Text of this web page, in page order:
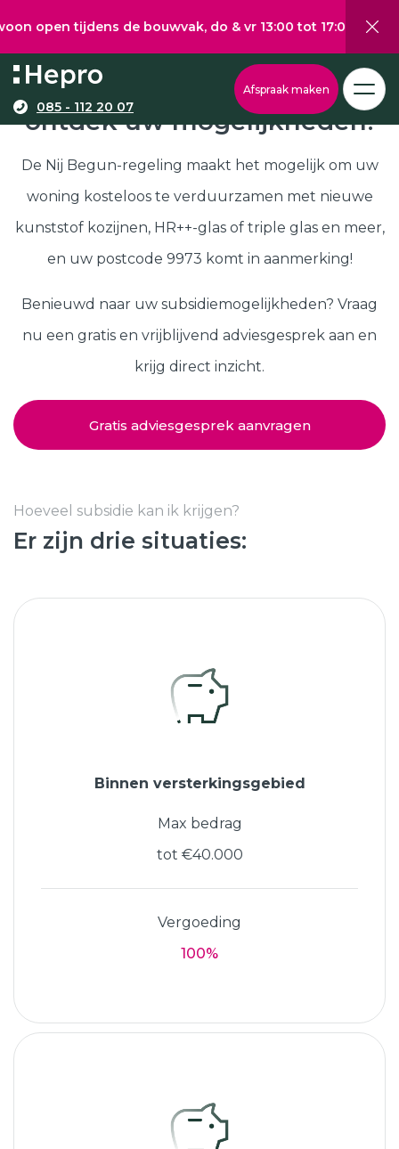
tijdens de bouwvak, do & vr 13:00 tot 17:00, za 10:00 tot
085 - 112 20 07
Afspraak maken
Nij Begun subsidie in 9973,
ontdek uw mogelijkheden!
De Nij Begun-regeling maakt het mogelijk om uw
woning kosteloos te verduurzamen met nieuwe
kunststof kozijnen, HR++-glas of triple glas en meer,
en uw postcode 9973 komt in aanmerking!
Benieuwd naar uw subsidiemogelijkheden? Vraag
nu een gratis en vrijblijvend adviesgesprek aan en
krijg direct inzicht.
Gratis adviesgesprek aanvragen
Hoeveel subsidie kan ik krijgen?
Er zijn drie situaties:
Binnen versterkingsgebied
Max bedrag
tot €40.000
Vergoeding
100%
Wat wilt u graag verduurzamen?
Via onze configurator berekent u eenvoudig een
richtprijs voor uw kunststof kozijnen, -deuren, of
schuifpuien.
Samenstellen
Deuren
Schuifpuien
Kunststof kozijnen
Kunststof deuren
Kunststof schuifpuien
Isolatie
Klantenservice
Hepro
Subsidies
SHOWROOM BEZOEKEN